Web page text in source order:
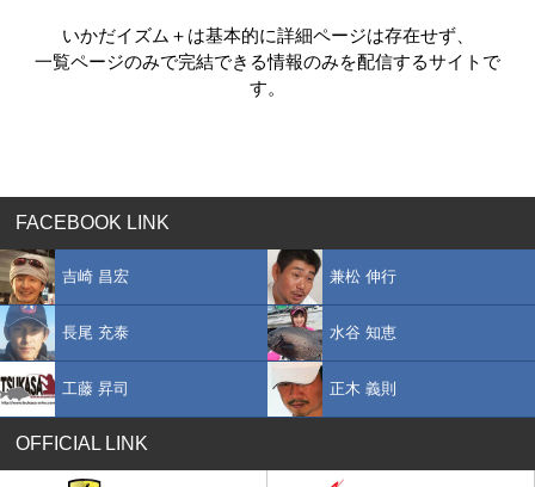
いかだイズム＋は基本的に詳細ページは存在せず、
一覧ページのみで完結できる情報のみを配信するサイトで
す。
FACEBOOK LINK
吉崎 昌宏 兼松 伸行
長尾 充泰 水谷 知恵
工藤 昇司 正木 義則
OFFICIAL LINK